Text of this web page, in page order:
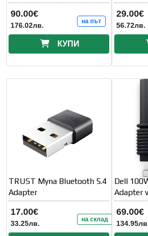
90.00€
176.02лв. на път
КУПИ
29.00€
56.72лв.
TRUST Myna Bluetooth 5.4
Adapter
17.00€
33.25лв. на склад
Dell
Adapter
Europe
69.00€